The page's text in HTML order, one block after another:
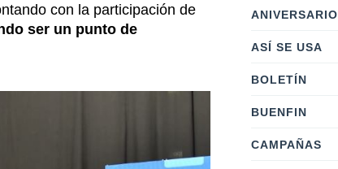
con la participación de
ser un punto de
ANIVERSARIO
ASÍ SE USA
BOLETÍN
BUENFIN
CAMPAÑAS